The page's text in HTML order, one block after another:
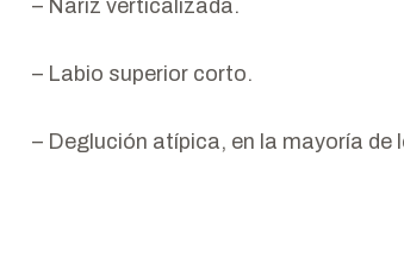
– Nariz verticalizada.
– Labio superior corto.
– Deglución atípica, en la mayoría de